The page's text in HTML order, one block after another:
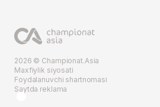
2026 © Championat.Asia
Maxfiylik siyosati
Foydalanuvchi shartnomasi
Saytda reklama